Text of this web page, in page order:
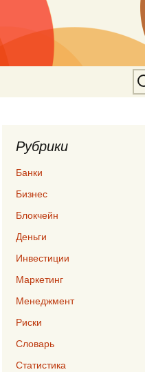
Рубрики
Банки
Бизнес
Блокчейн
Деньги
Инвестиции
Маркетинг
Менеджмент
Риски
Словарь
Статистика